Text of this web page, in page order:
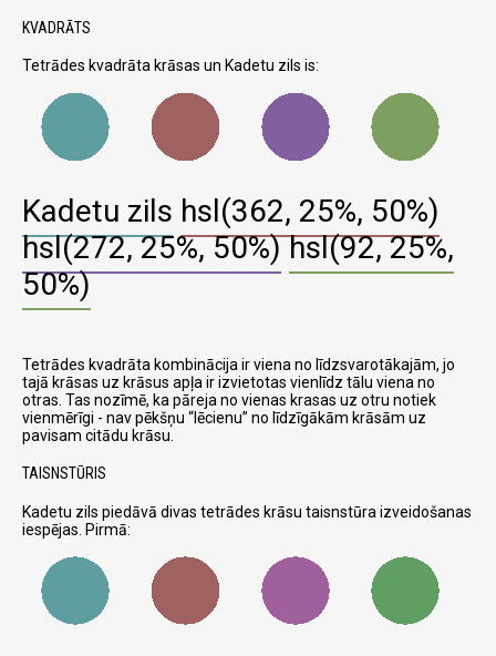
KVADRĀTS
Tetrādes kvadrāta krāsas un Kadetu zils is:
Kadetu zils hsl(362, 25%, 50%)
hsl(272, 25%, 50%) hsl(92, 25%,
50%)
Tetrādes kvadrāta kombinācija ir viena no līdzsvarotākajām, jo
tajā krāsas uz krāsus apļa ir izvietotas vienlīdz tālu viena no
otras. Tas nozīmē, ka pāreja no vienas krasas uz otru notiek
vienmērīgi - nav pēkšņu
lēcienu no līdzīgākām krāsām uz
pavisam citādu krāsu.
TAISNSTŪRIS
Kadetu zils piedāvā divas tetrādes krāsu taisnstūra izveidošanas
iespējas. Pirmā: